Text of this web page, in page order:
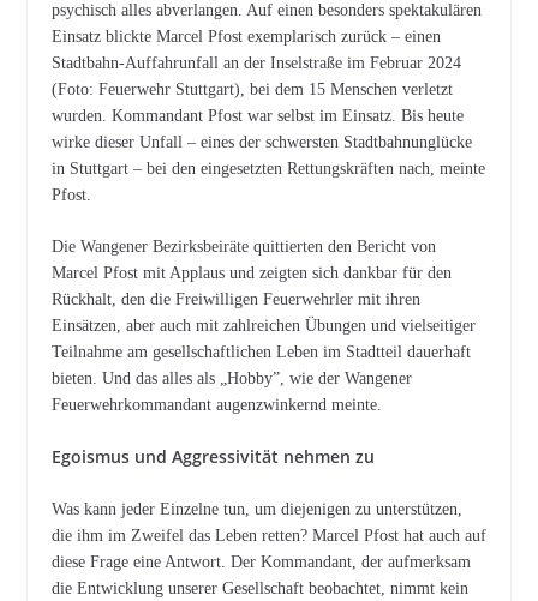
psychisch alles abverlangen. Auf einen besonders spektakulären
Einsatz blickte Marcel Pfost exemplarisch zurück – einen
Stadtbahn-Auffahrunfall an der Inselstraße im Februar 2024
(Foto: Feuerwehr Stuttgart), bei dem 15 Menschen verletzt
wurden. Kommandant Pfost war selbst im Einsatz. Bis heute
wirke dieser Unfall – eines der schwersten Stadtbahnunglücke
in Stuttgart – bei den eingesetzten Rettungskräften nach, meinte
Pfost.
Die Wangener Bezirksbeiräte quittierten den Bericht von
Marcel Pfost mit Applaus und zeigten sich dankbar für den
Rückhalt, den die Freiwilligen Feuerwehrler mit ihren
Einsätzen, aber auch mit zahlreichen Übungen und vielseitiger
Teilnahme am gesellschaftlichen Leben im Stadtteil dauerhaft
bieten. Und das alles als „Hobby”, wie der Wangener
Feuerwehrkommandant augenzwinkernd meinte.
Egoismus und Aggressivität nehmen zu
Was kann jeder Einzelne tun, um diejenigen zu unterstützen,
die ihm im Zweifel das Leben retten? Marcel Pfost hat auch auf
diese Frage eine Antwort. Der Kommandant, der aufmerksam
die Entwicklung unserer Gesellschaft beobachtet, nimmt kein